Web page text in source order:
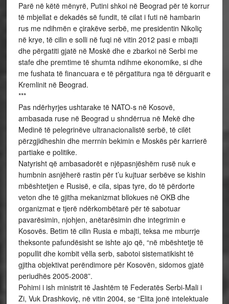
Parë në këtë mënyrë, Putini shkoi në Beograd për të korrur
të mbjellat e dekadës së fundit, të cilat i futi në hambarin
rus me ndihmën e çirakëve serbë, me presidentin Nikoliç
në krye, të cilin e solli në fuqi në vitin 2012 pasi e mbajti
dhe përgatiti gjatë në Moskë dhe e zbarkoi në Serbi me
stafe dhe premtime të shumta ndihme ekonomike, si dhe
me fushata të financuara e të përgatitura nga të dërguarit e
Kremlinit në Beograd.
***
Pas ndërhyrjes ushtarake të NATO-s në Kosovë,
ambasada ruse në Beograd u shndërrua në Mekë dhe
Medinë të pelegrinëve ultranacionalistë serbë, të cilët
përzgjidheshin dhe merrnin bekimin e Moskës për karrierë
partiake e politike.
Natyrisht që ambasadorët e njëpasnjëshëm rusë nuk e
humbnin asnjëherë rastin për t’u kujtuar serbëve se kishin
mbështetjen e Rusisë, e cila, sipas tyre, do të përdorte
veton dhe të gjitha mekanizmat bllokues në OKB dhe
organizmat e tjerë ndërkombëtarë për të sabotuar
pavarësimin, njohjen, anëtarësimin dhe integrimin e
Kosovës. Betim të cilin Rusia e mbajti, teksa me mburrje
theksonte pafundësisht se ishte ajo që, “në mbështetje të
popullit dhe kombit vëlla serb, sabotoi sistematikisht të
gjitha objektivat perëndimore për Kosovën, sidomos gjatë
periudhës 2005-2008”.
Pohimi i ish ministrit të Jashtëm të Federatës Serbi-Mali i
Zi, Vuk Drashkoviç, në vitin 2004, se “Elita jonë intelektuale